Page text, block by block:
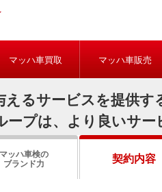
マッハ車買取 マッハ車販売
えるサービスを提供
プは、より良いサー
マッハ車検の
ブランド力
契約内容